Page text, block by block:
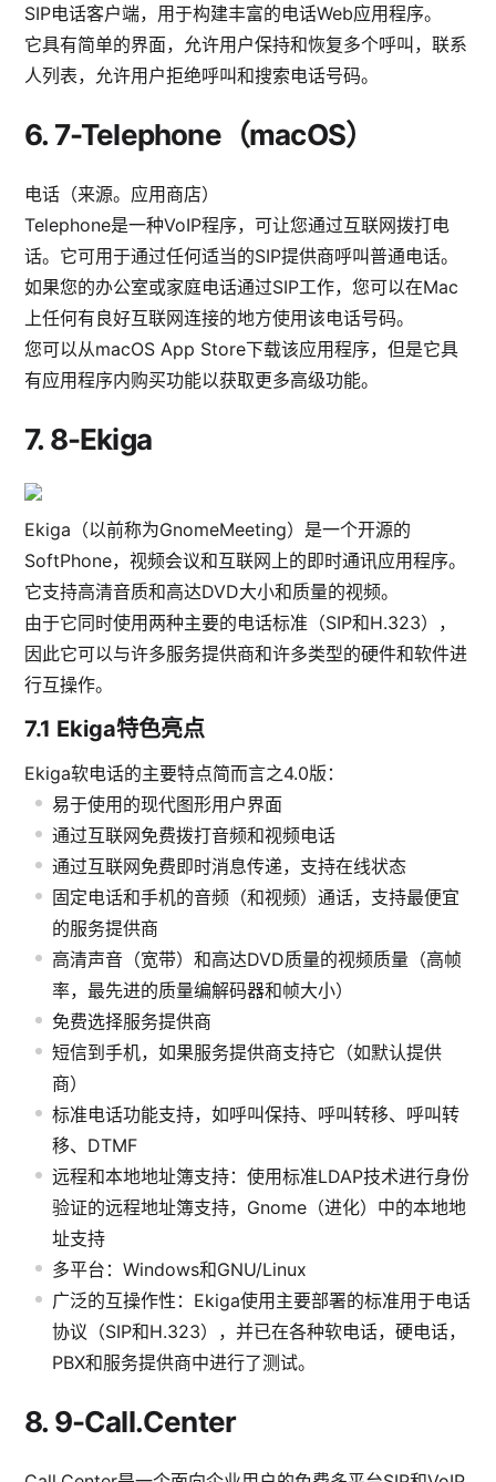
SIP电话客户端，用于构建丰富的电话Web应用程序。
它具有简单的界面，允许用户保持和恢复多个呼叫，联系
人列表，允许用户拒绝呼叫和搜索电话号码。
6. 7-Telephone（macOS）
电话（来源。应用商店）
Telephone是一种VoIP程序，可让您通过互联网拨打电
话。它可用于通过任何适当的SIP提供商呼叫普通电话。
如果您的办公室或家庭电话通过SIP工作，您可以在Mac
上任何有良好互联网连接的地方使用该电话号码。
您可以从macOS App Store下载该应用程序，但是它具
有应用程序内购买功能以获取更多高级功能。
7. 8-Ekiga
Ekiga （以前称为GnomeMeeting）是一个开源的
SoftPhone， 视频会议和互联网上的即时通讯应用程序。
它支持高清音质和高达DVD大小和质量的视频。
由于它同时使用两种主要的电话标准（SIP和H.323），
因此它可以与许多服务提供商和许多类型的硬件和软件进
行互操作。
7.1 Ekiga特色亮点
Ekiga软电话的主要特点简而言之4.0版：
易于使用的现代图形用户界面
通过互联网免费拨打音频和视频电话
通过互联网免费即时消息传递，支持在线状态
固定电话和手机的音频（和视频）通话，支持最便宜
的服务提供商
高清声音（宽带）和高达DVD质量的视频质量（高帧
率，最先进的质量编解码器和帧大小）
免费选择服务提供商
短信到手机，如果服务提供商支持它（如默认提供
商）
标准电话功能支持，如呼叫保持、呼叫转移、呼叫转
移、DTMF
远程和本地地址簿支持：使用标准LDAP技术进行身份
验证的远程地址簿支持，Gnome（进化）中的本地地
址支持
多平台：Windows和GNU/Linux
广泛的互操作性：Ekiga使用主要部署的标准用于电话
协议（SIP和H.323），并已在各种软电话，硬电话，
PBX和服务提供商中进行了测试。
8. 9-Call.Center